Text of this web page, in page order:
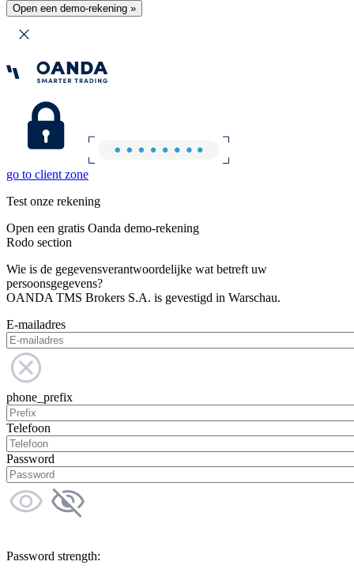
Open een demo-rekening »
go to client zone
Test onze rekening
Open een gratis Oanda demo-rekening
Rodo section
Wie is de gegevensverantwoordelijke wat betreft uw
persoonsgegevens?
OANDA TMS Brokers S.A. is gevestigd in Warschau.
E-mailadres
phone_prefix
Telefoon
Password
Password strength: